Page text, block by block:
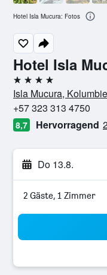
Hotel Isla
4 Sterne
Isla Mucura,
+57 323 313 4750
8,7 Hervorragend
Do 13.8.
2 Gäste, 1 Zimmer
Hotel Isla Mucura: Fotos